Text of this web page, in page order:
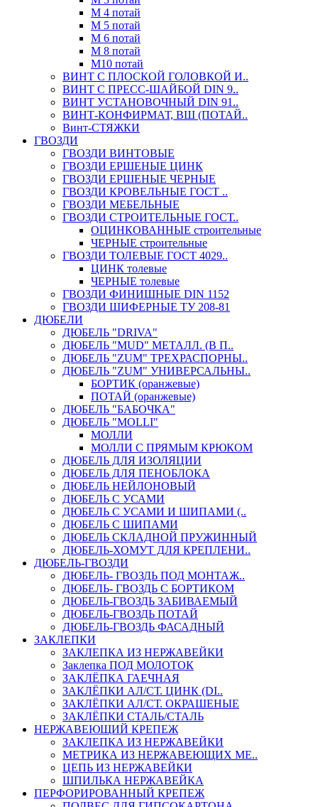
М 4 потай
М 5 потай
М 6 потай
М 8 потай
М10 потай
ВИНТ С ПЛОСКОЙ ГОЛОВКОЙ И..
ВИНТ С ПРЕСС-ШАЙБОЙ DIN 9..
ВИНТ УСТАНОВОЧНЫЙ DIN 91..
ВИНТ-КОНФИРМАТ, ВШ (ПОТАЙ..
Винт-СТЯЖКИ
ГВОЗДИ
ГВОЗДИ ВИНТОВЫЕ
ГВОЗДИ ЕРШЕНЫЕ ЦИНК
ГВОЗДИ ЕРШЕНЫЕ ЧЕРНЫЕ
ГВОЗДИ КРОВЕЛЬНЫЕ ГОСТ ..
ГВОЗДИ МЕБЕЛЬНЫЕ
ГВОЗДИ СТРОИТЕЛЬНЫЕ ГОСТ..
ОЦИНКОВАННЫЕ строительные
ЧЕРНЫЕ строительные
ГВОЗДИ ТОЛЕВЫЕ ГОСТ 4029..
ЦИНК толевые
ЧЕРНЫЕ толевые
ГВОЗДИ ФИНИШНЫЕ DIN 1152
ГВОЗДИ ШИФЕРНЫЕ ТУ 208-81
ДЮБЕЛИ
ДЮБЕЛЬ "DRIVA"
ДЮБЕЛЬ "MUD" МЕТАЛЛ. (В П..
ДЮБЕЛЬ "ZUM" ТРЕХРАСПОРНЫ..
ДЮБЕЛЬ "ZUM" УНИВЕРСАЛЬНЫ..
БОРТИК (оранжевые)
ПОТАЙ (оранжевые)
ДЮБЕЛЬ "БАБОЧКА"
ДЮБЕЛЬ "МOLLI"
МОЛЛИ
МОЛЛИ С ПРЯМЫМ КРЮКОМ
ДЮБЕЛЬ ДЛЯ ИЗОЛЯЦИИ
ДЮБЕЛЬ ДЛЯ ПЕНОБЛОКА
ДЮБЕЛЬ НЕЙЛОНОВЫЙ
ДЮБЕЛЬ С УСАМИ
ДЮБЕЛЬ С УСАМИ И ШИПАМИ (..
ДЮБЕЛЬ С ШИПАМИ
ДЮБЕЛЬ СКЛАДНОЙ ПРУЖИННЫЙ
ДЮБЕЛЬ-ХОМУТ ДЛЯ КРЕПЛЕНИ..
ДЮБЕЛЬ-ГВОЗДИ
ДЮБЕЛЬ- ГВОЗДЬ ПОД МОНТАЖ..
ДЮБЕЛЬ- ГВОЗДЬ С БОРТИКОМ
ДЮБЕЛЬ-ГВОЗДЬ ЗАБИВАЕМЫЙ
ДЮБЕЛЬ-ГВОЗДЬ ПОТАЙ
ДЮБЕЛЬ-ГВОЗДЬ ФАСАДНЫЙ
ЗАКЛЕПКИ
ЗАКЛЕПКА ИЗ НЕРЖАВЕЙКИ
Заклепка ПОД МОЛОТОК
ЗАКЛЁПКА ГАЕЧНАЯ
ЗАКЛЁПКИ АЛ/СТ. ЦИНК (DI..
ЗАКЛЁПКИ АЛ/СТ. ОКРАШЕНЫЕ
ЗАКЛЁПКИ СТАЛЬ/СТАЛЬ
НЕРЖАВЕЮЩИЙ КРЕПЕЖ
ЗАКЛЕПКА ИЗ НЕРЖАВЕЙКИ
МЕТРИКА ИЗ НЕРЖАВЕЮЩИХ МЕ..
ЦЕПЬ ИЗ НЕРЖАВЕЙКИ
ШПИЛЬКА НЕРЖАВЕЙКА
ПЕРФОРИРОВАННЫЙ КРЕПЕЖ